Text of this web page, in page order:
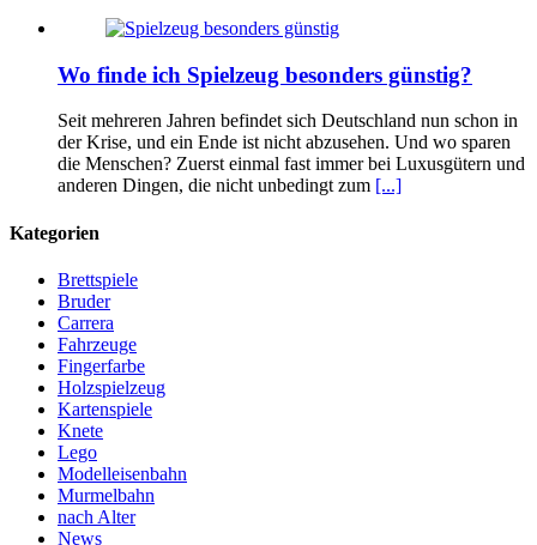
Wo finde ich Spielzeug besonders günstig?
Seit mehreren Jahren befindet sich Deutschland nun schon in
der Krise, und ein Ende ist nicht abzusehen. Und wo sparen
die Menschen? Zuerst einmal fast immer bei Luxusgütern und
anderen Dingen, die nicht unbedingt zum [...]
Kategorien
Brettspiele
Bruder
Carrera
Fahrzeuge
Fingerfarbe
Holzspielzeug
Kartenspiele
Knete
Lego
Modelleisenbahn
Murmelbahn
nach Alter
News